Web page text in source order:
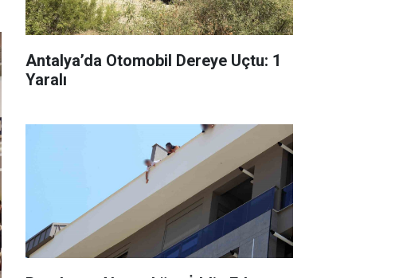
Antalya’da Otomobil Dereye Uçtu: 1
Yaralı